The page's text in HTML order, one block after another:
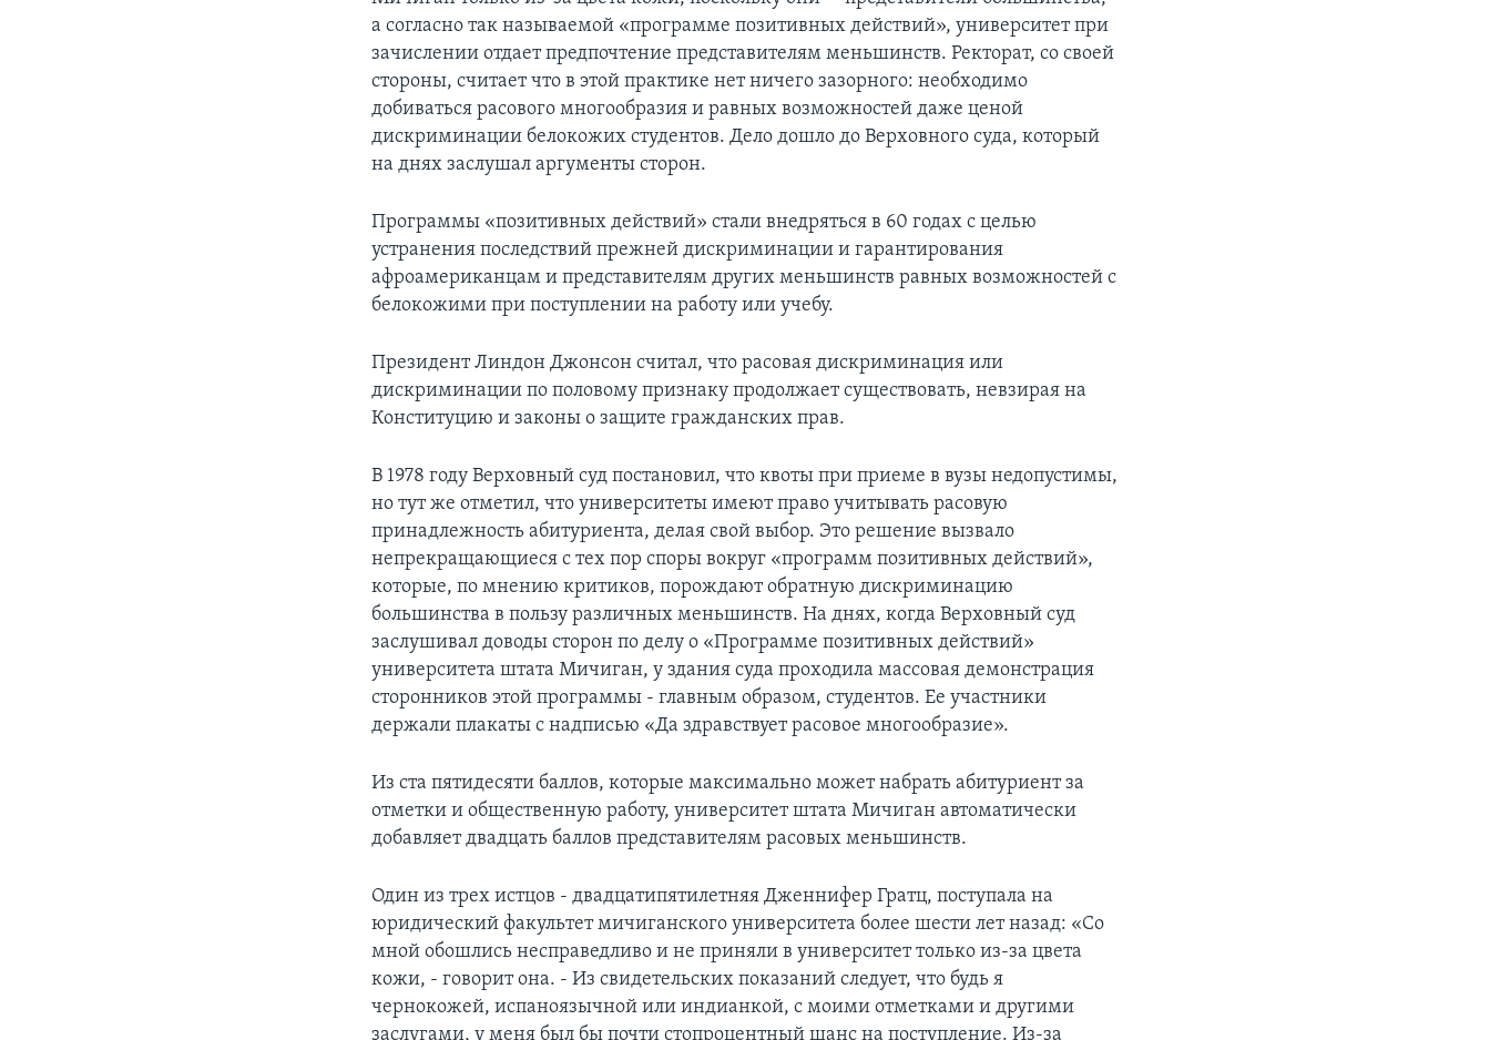
а согласно так называемой «программе позитивных действий», университет при
зачислении отдает предпочтение представителям меньшинств. Ректорат, со своей
стороны, считает что в этой практике нет ничего зазорного: необходимо
добиваться расового многообразия и равных возможностей даже ценой
дискриминации белокожих студентов. Дело дошло до Верховного суда, который
на днях заслушал аргументы сторон.
Программы «позитивных действий» стали внедряться в 60 годах с целью
устранения последствий прежней дискриминации и гарантирования
афроамериканцам и представителям других меньшинств равных возможностей с
белокожими при поступлении на работу или учебу.
Президент Линдон Джонсон считал, что расовая дискриминация или
дискриминации по половому признаку продолжает существовать, невзирая на
Конституцию и законы о защите гражданских прав.
В 1978 году Верховный суд постановил, что квоты при приеме в вузы недопустимы,
но тут же отметил, что университеты имеют право учитывать расовую
принадлежность абитуриента, делая свой выбор. Это решение вызвало
непрекращающиеся с тех пор споры вокруг «программ позитивных действий»,
которые, по мнению критиков, порождают обратную дискриминацию
большинства в пользу различных меньшинств. На днях, когда Верховный суд
заслушивал доводы сторон по делу о «Программе позитивных действий»
университета штата Мичиган, у здания суда проходила массовая демонстрация
сторонников этой программы - главным образом, студентов. Ее участники
держали плакаты с надписью «Да здравствует расовое многообразие».
Из ста пятидесяти баллов, которые максимально может набрать абитуриент за
отметки и общественную работу, университет штата Мичиган автоматически
добавляет двадцать баллов представителям расовых меньшинств.
Один из трех истцов - двадцатипятилетняя Дженнифер Гратц, поступала на
юридический факультет мичиганского университета более шести лет назад: «Со
мной обошлись несправедливо и не приняли в университет только из-за цвета
кожи, - говорит она. - Из свидетельских показаний следует, что будь я
чернокожей, испаноязычной или индианкой, с моими отметками и другими
заслугами, у меня был бы почти стопроцентный шанс на поступление. Из-за